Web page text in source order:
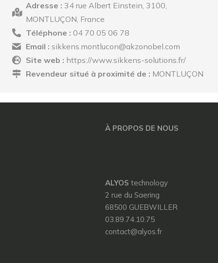
Adresse : 34 rue Albert Einstein, 3100,
MONTLUÇON, France
Téléphone : 04 70 05 06 78
Email : sikkens.montlucon@akzonobel.com
Site web : https://www.sikkens-solutions.fr/
Revendeur situé à proximité de : MONTLUÇON
À PROPOS DE NOUS
ALYOS technology
2 rue du Saering
68500 GUEBWILLER
03.89.74.10.75
contact@alyos.fr